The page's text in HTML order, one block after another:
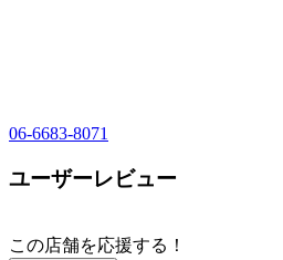
06-6683-8071
ユーザーレビュー
この店舗を応援する！